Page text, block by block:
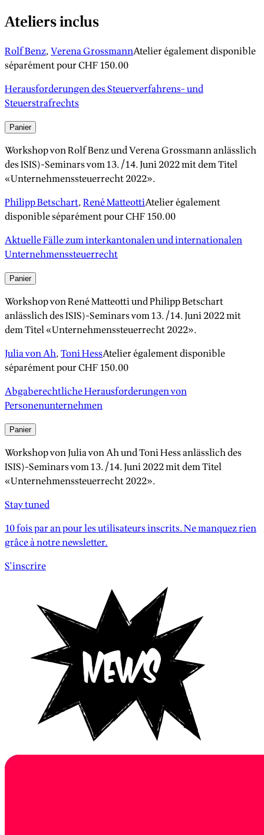
Ateliers inclus
Rolf Benz,Verena GrossmannAtelier également disponible
séparément pourCHF 150.00
Herausforderungen des Steuerverfahrens- und
Steuerstrafrechts
Panier
Workshop von Rolf Benz und Verena Grossmann anlässlich
des ISIS)-Seminars vom 13./14. Juni 2022 mit dem Titel
«Unternehmenssteuerrecht 2022».
Philipp Betschart,René MatteottiAtelier également
disponible séparément pourCHF 150.00
Aktuelle Fälle zum interkantonalen und internationalen
Unternehmenssteuerrecht
Panier
Workshop von René Matteotti und Philipp Betschart
anlässlich des ISIS)-Seminars vom 13./14. Juni 2022 mit
dem Titel «Unternehmenssteuerrecht 2022».
Julia von Ah,Toni HessAtelier également disponible
séparément pourCHF 150.00
Abgaberechtliche Herausforderungen von
Personenunternehmen
Panier
Workshop von Julia von Ah und Toni Hess anlässlich des
ISIS)-Seminars vom 13./14. Juni 2022 mit dem Titel
«Unternehmenssteuerrecht 2022».
Stay tuned
10 fois par an pour les utilisateurs inscrits. Ne manquez rien
grâce à notre newsletter.
S'inscrire